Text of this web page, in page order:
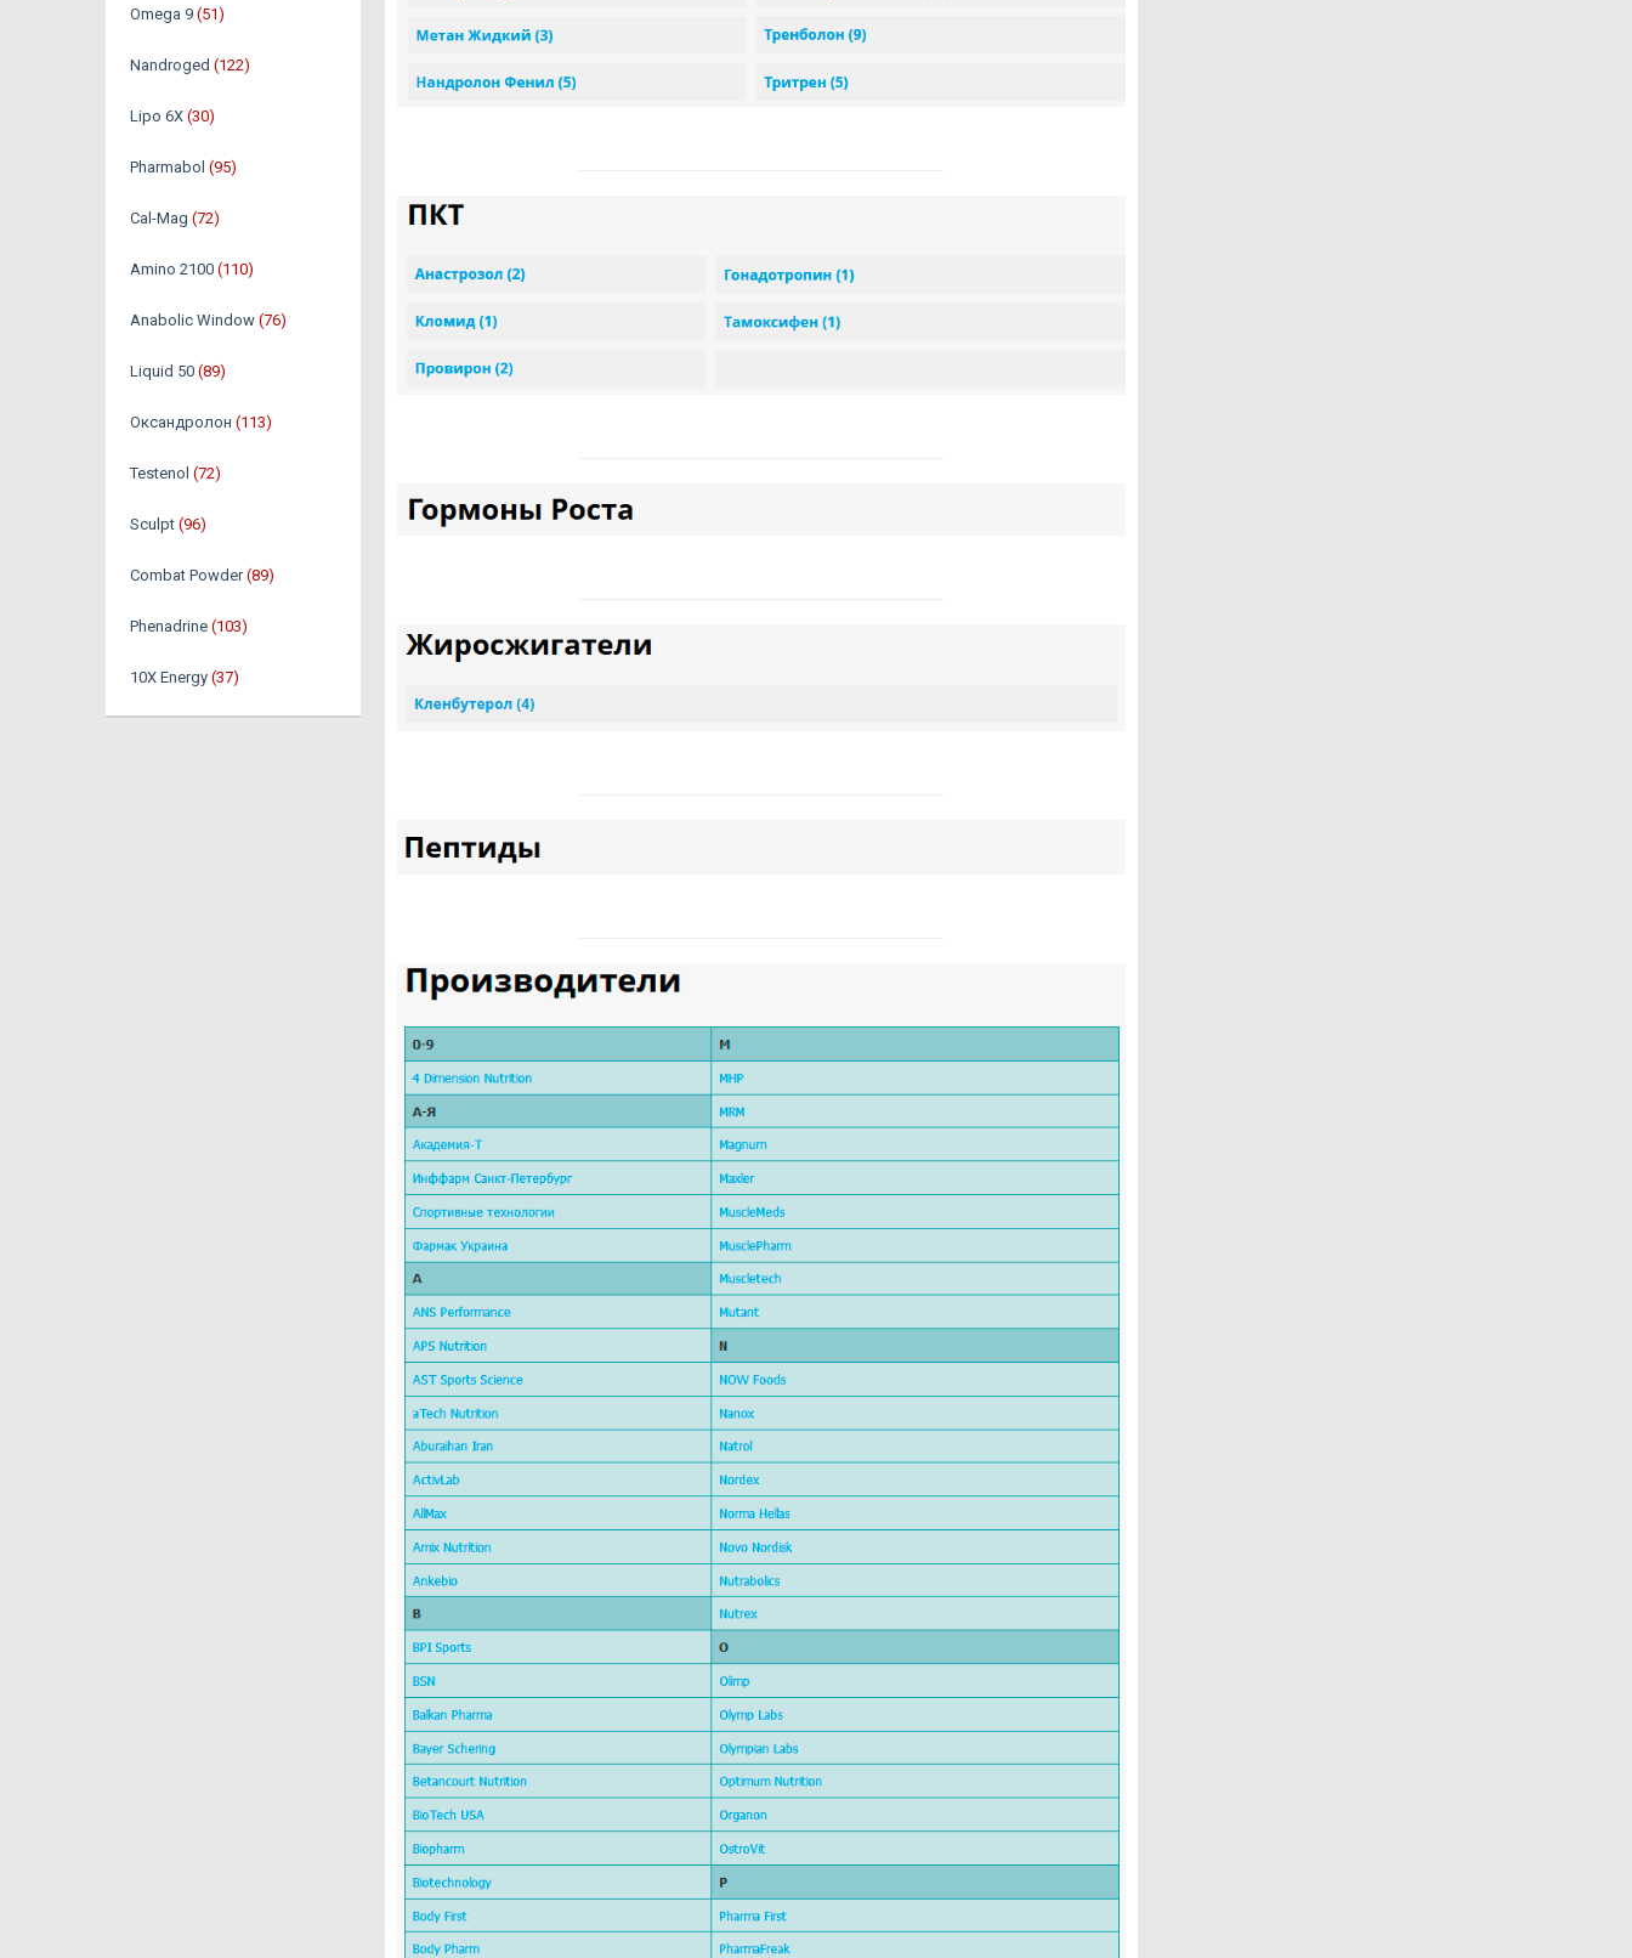
Omega 9 (51)
Nandroged (122)
Lipo 6X (30)
Pharmabol (95)
Cal-Mag (72)
Amino 2100 (110)
Anabolic Window (76)
Liquid 50 (89)
Оксандролон (113)
Testenol (72)
Sculpt (96)
Combat Powder (89)
Phenadrine (103)
10X Energy (37)